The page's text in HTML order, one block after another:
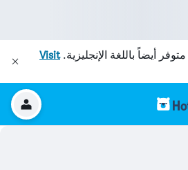
متوفر أيضاً باللغة الإنجليزية.Visit